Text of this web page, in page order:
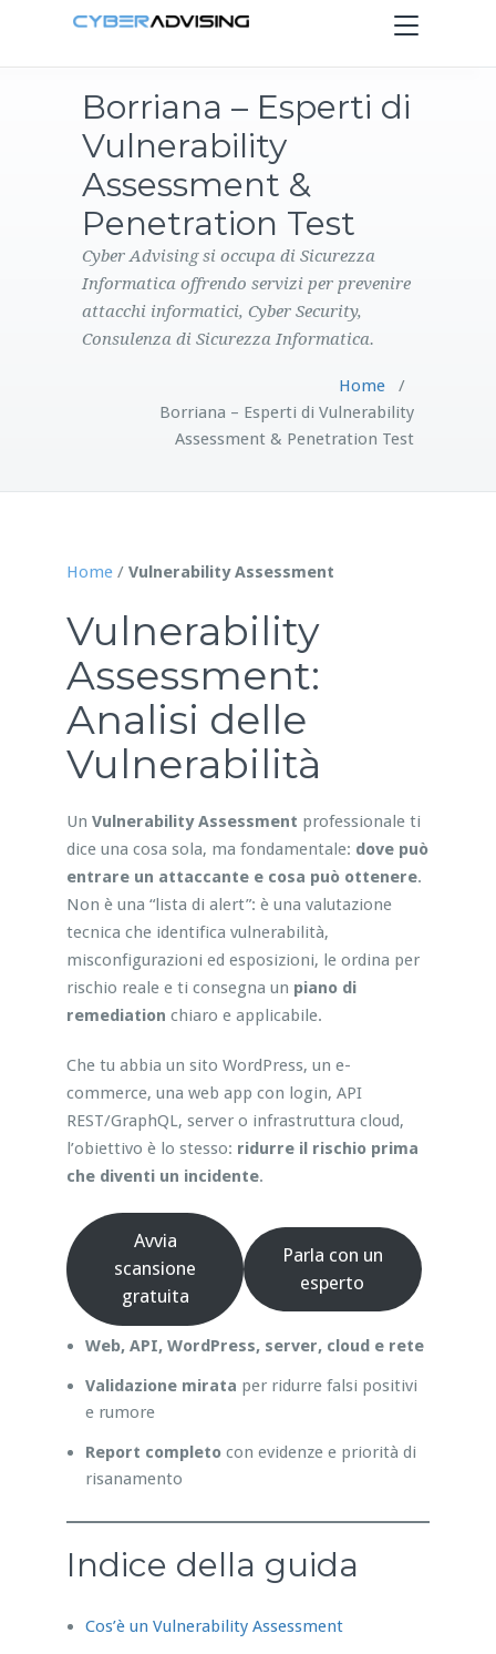
Toggle
navigation
PRODOTTI
CONTATTI
Borriana – Esperti di
Vulnerability
Assessment &
Penetration Test
Cyber Advising si occupa di Sicurezza
Informatica offrendo servizi per prevenire
attacchi informatici, Cyber Security,
Consulenza di Sicurezza Informatica.
Home/
Borriana – Esperti di Vulnerability
Assessment & Penetration Test
Home/ Vulnerability Assessment
Vulnerability
Assessment:
Analisi delle
Vulnerabilità
Un Vulnerability Assessment professionale ti
dice una cosa sola, ma fondamentale: dove può
entrare un attaccante e cosa può ottenere.
Non è una “lista di alert”: è una valutazione
tecnica che identifica vulnerabilità,
misconfigurazioni ed esposizioni, le ordina per
rischio reale e ti consegna un piano di
remediation chiaro e applicabile.
Che tu abbia un sito WordPress, un e-
commerce, una web app con login, API
REST/GraphQL, server o infrastruttura cloud,
l’obiettivo è lo stesso: ridurre il rischio prima
che diventi un incidente.
Avvia
scansione
gratuita
Parla con un
esperto
Web, API, WordPress, server, cloud e rete
Validazione mirata per ridurre falsi positivi
e rumore
Report completocon evidenze e priorità di
risanamento
Indice della guida
Cos’è un Vulnerability Assessment